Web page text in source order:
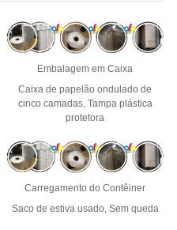
Embalagem em Caixa
Caixa de papelão ondulado de
cinco camadas, Tampa plástica
protetora
Carregamento do Contêiner
Saco de estiva usado, Sem queda